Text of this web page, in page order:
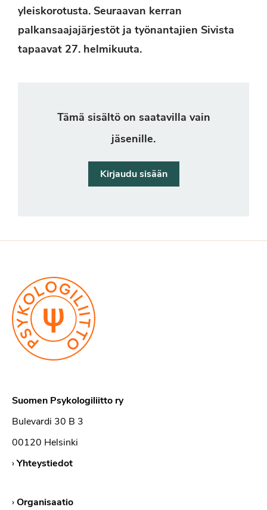
yleiskorotusta. Seuraavan kerran
palkansaajajärjestöt ja työnantajien Sivista
tapaavat 27. helmikuuta.
Tämä sisältö on saatavilla vain
jäsenille.
Kirjaudu sisään
Suomen Psykologiliitto ry
Bulevardi 30 B 3
00120 Helsinki
›Yhteystiedot
›Organisaatio